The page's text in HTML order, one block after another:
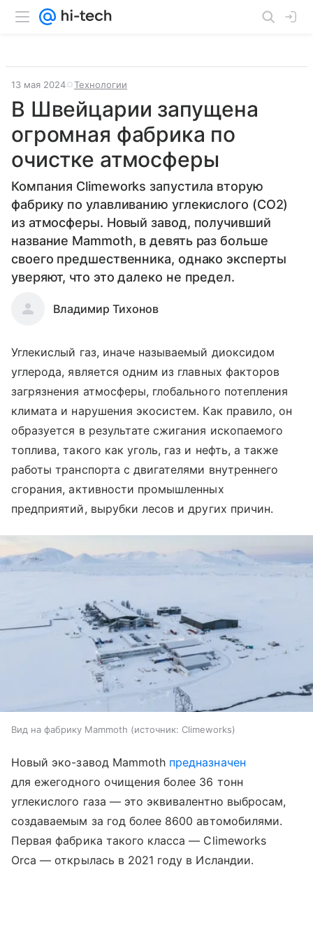
13 мая 2024 Технологии
В Швейцарии запущена
огромная фабрика по
очистке атмосферы
Компания Climeworks запустила вторую
фабрику по улавливанию углекислого (CO2)
из атмосферы. Новый завод, получивший
название Mammoth, в девять раз больше
своего предшественника, однако эксперты
уверяют, что это далеко не предел.
Владимир Тихонов
Углекислый газ, иначе называемый диоксидом
углерода, является одним из главных факторов
загрязнения атмосферы, глобального потепления
климата и нарушения экосистем. Как правило, он
образуется в результате сжигания ископаемого
топлива, такого как уголь, газ и нефть, а также
работы транспорта с двигателями внутреннего
сгорания, активности промышленных
предприятий, вырубки лесов и других причин.
Вид на фабрику Mammoth источник: Climeworks
Новый эко-завод Mammoth предназначен
для ежегодного очищения более 36 тонн
углекислого газа — это эквивалентно выбросам,
создаваемым за год более 8600 автомобилями.
Первая фабрика такого класса — Climeworks
Orca — открылась в 2021 году в Исландии.